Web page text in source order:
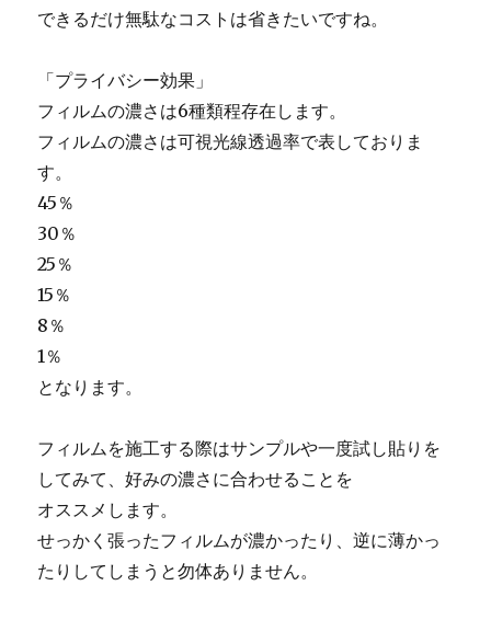
できるだけ無駄なコストは省きたいですね。
「プライバシー効果」
フィルムの濃さは6種類程存在します。
フィルムの濃さは可視光線透過率で表しておりま
す。
45％
30％
25％
15％
8％
1％
となります。
フィルムを施工する際はサンプルや一度試し貼りを
してみて、好みの濃さに合わせることを
オススメします。
せっかく張ったフィルムが濃かったり、逆に薄かっ
たりしてしまうと勿体ありません。